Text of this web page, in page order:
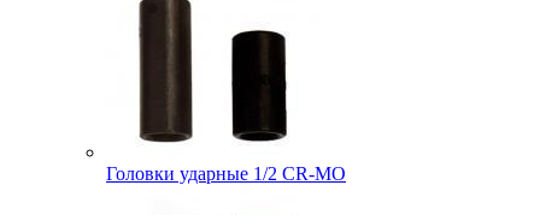
Головки ударные 1/2 CR-MO